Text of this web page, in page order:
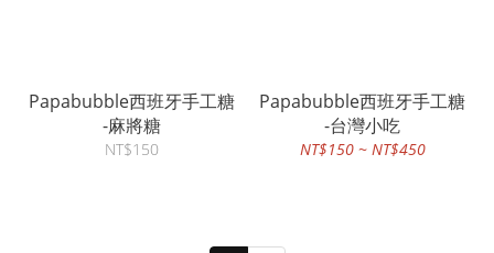
Papabubble西班牙手工糖
-麻將糖
NT$150
Papabubble西班牙手工糖
-台灣小吃
NT$150 ~ NT$450